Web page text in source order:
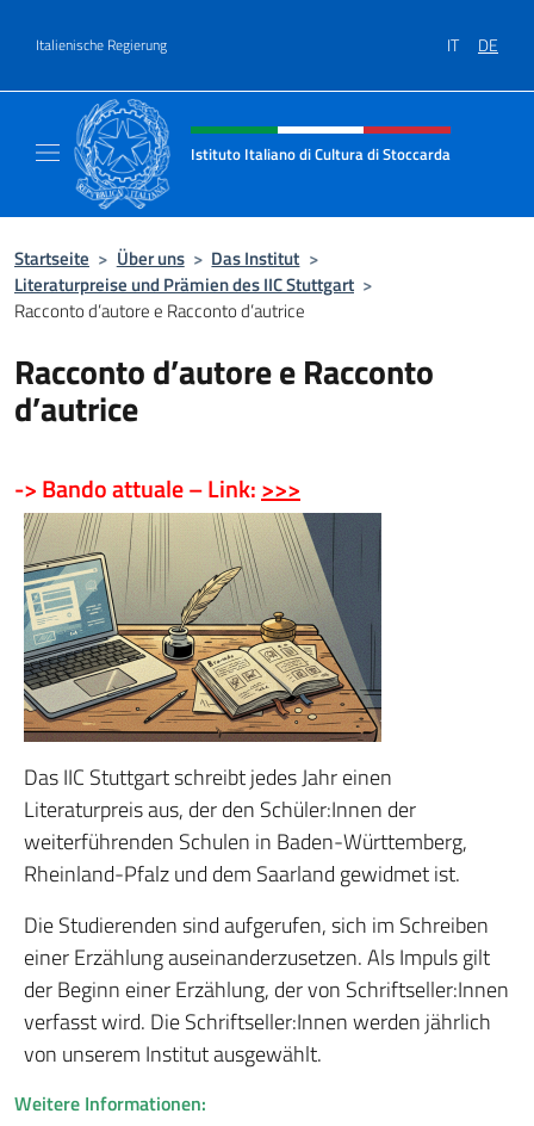
Italienische Regierung IT DE
Header-Site, Social und Menü
Istituto Italiano di Cultura di Stoccarda
Startseite > Über uns > Das Institut >
Literaturpreise und Prämien des IIC Stuttgart >
Racconto d’autore e Racconto d’autrice
Racconto d’autore e Racconto
d’autrice
->Bando attuale – Link:>>>
Das IIC Stuttgart schreibt jedes Jahr einen
Literaturpreis aus, der den Schüler:Innen der
weiterführenden Schulen in Baden-Württemberg,
Rheinland-Pfalz und dem Saarland gewidmet ist.
Die Studierenden sind aufgerufen, sich im Schreiben
einer Erzählung auseinanderzusetzen. Als Impuls gilt
der Beginn einer Erzählung, der von Schriftseller:Innen
verfasst wird. Die Schriftseller:Innen werden jährlich
von unserem Institut ausgewählt.
Weitere Informationen: